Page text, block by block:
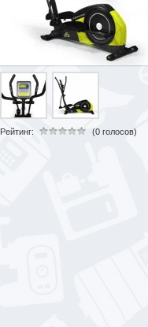
Рейтинг: (0 голосов)